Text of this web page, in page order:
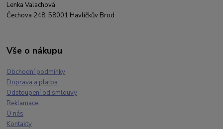
Lenka Valachová
Čechova 248, 58001 Havlíčkův Brod
Vše o nákupu
Obchodní podmínky
Doprava a platba
Odstoupení od smlouvy
Reklamace
O nás
Kontakty